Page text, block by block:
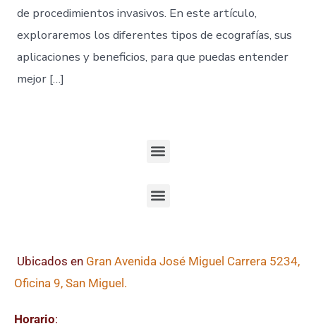
de procedimientos invasivos. En este artículo,
exploraremos los diferentes tipos de ecografías, sus
aplicaciones y beneficios, para que puedas entender
mejor […]
Ubicados en Gran Avenida José Miguel Carrera 5234,
Oficina 9, San Miguel.
Horario: